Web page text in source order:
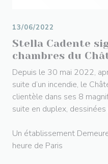
Stella Cadente
chambres du
13/06/2022
Depuis le 30 mai 2022,
suite d’un incendie, le
clientèle dans ses 8
suite en duplex,
Un établissement
heure de Paris